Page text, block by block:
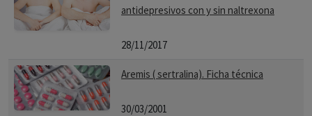
antidepresivos con y sin naltrexona
28/11/2017
Aremis ( sertralina). Ficha técnica
30/03/2001